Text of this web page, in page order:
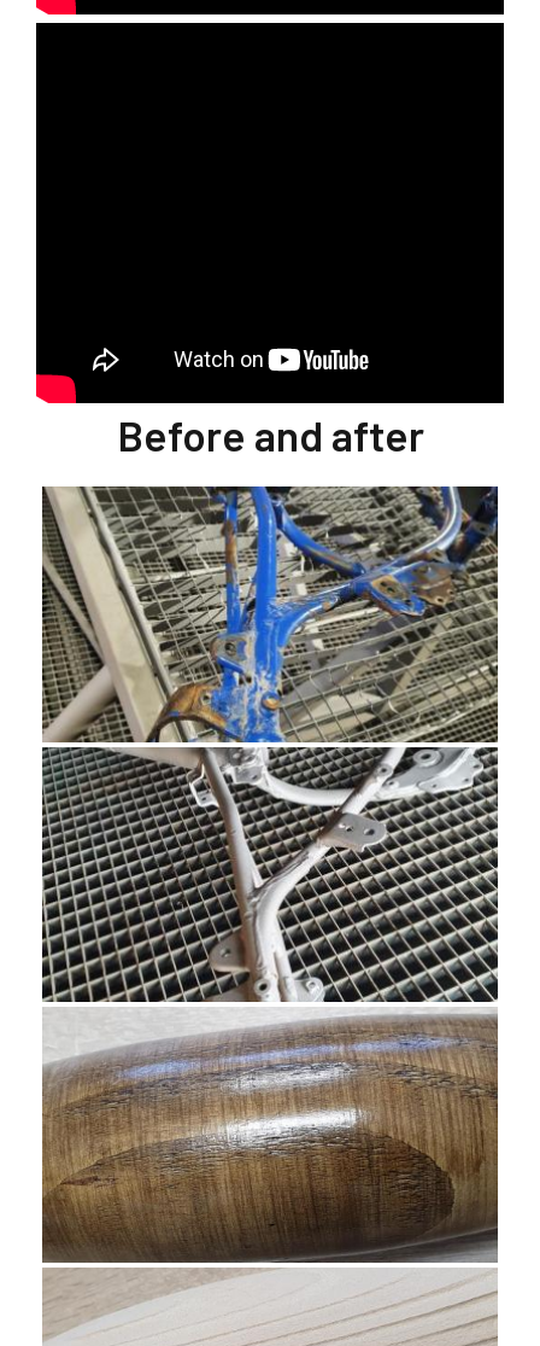
Before and after